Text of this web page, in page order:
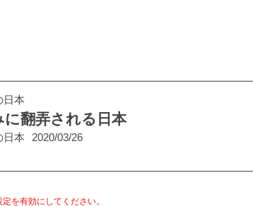
日本
に翻弄される日本
日本 2020/03/26
を有効にしてください。